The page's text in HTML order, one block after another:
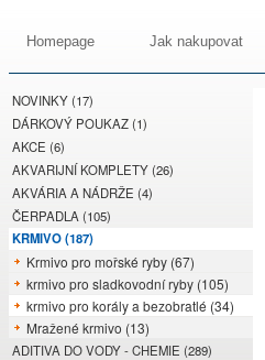
Homepage Jak nakupovat
NOVINKY (17)
DÁRKOVÝ POUKAZ (1)
AKCE (6)
AKVARIJNÍ KOMPLETY (26)
AKVÁRIA A NÁDRŽE (4)
ČERPADLA (105)
KRMIVO (187)
Krmivo pro mořské ryby (67)
krmivo pro sladkovodní ryby (105)
krmivo pro korály a bezobratlé (34)
Mražené krmivo (13)
ADITIVA DO VODY - CHEMIE (289)